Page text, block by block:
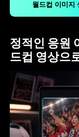
월드컵 이미지
정적인 응원
드컵 영상으